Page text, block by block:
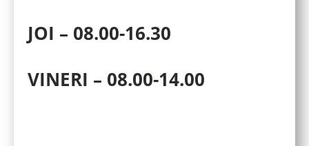
JOI – 08.00-16.30
VINERI – 08.00-14.00